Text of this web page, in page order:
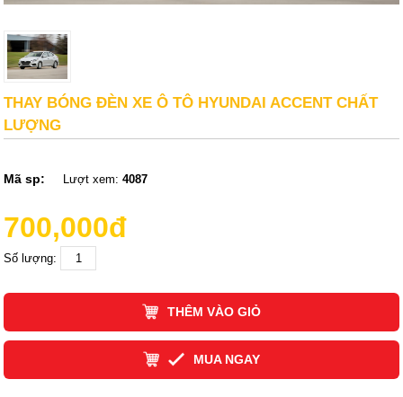
THAY BÓNG ĐÈN XE Ô TÔ HYUNDAI ACCENT CHẤT
LƯỢNG
Mã sp: Lượt xem:4087
700,000đ
Số lượng:
THÊM VÀO GIỎ
MUA NGAY